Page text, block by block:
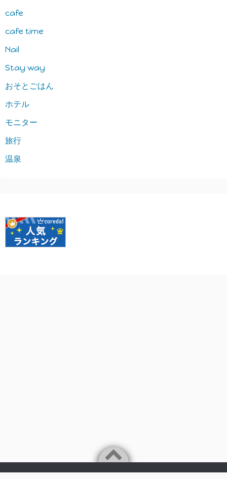
cafe
cafe time
Nail
Stay way
おそとごはん
ホテル
モニター
旅行
温泉